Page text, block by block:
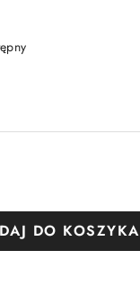
DO KOSZYKA